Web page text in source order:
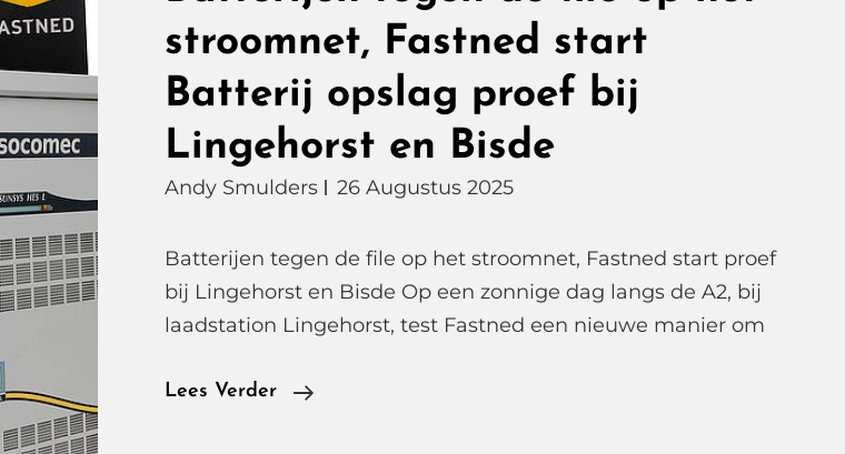
stroomnet, Fastned start
Batterij opslag proef bij
Lingehorst en Bisde
Andy Smulders 26 Augustus 2025
Batterijen tegen de file op het stroomnet, Fastned start proef
bij Lingehorst en Bisde Op een zonnige dag langs de A2, bij
laadstation Lingehorst, test Fastned een nieuwe manier om
Lees Verder
Batterijen